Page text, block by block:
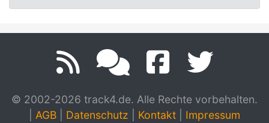
© 2002-2026 track4.de. Alle Rechte vorbehalten.
AGB Datenschutz Kontakt
Impressum